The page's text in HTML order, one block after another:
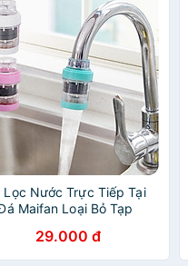
Lọc Nước Trực Tiếp Tại
Maifan Loại Bỏ Tạp
Loại Đem Lại Nguồn
Tinh Khiết Cho Gia Đình
29.000 đ